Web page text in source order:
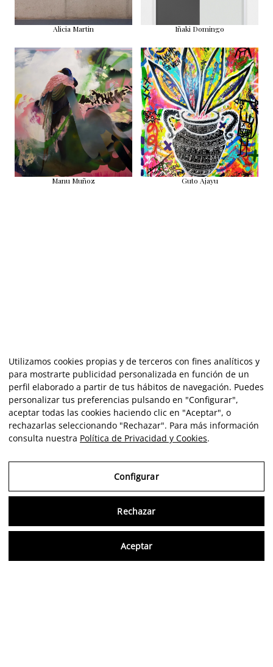
Alicia Martin Iñaki Domingo
Manu Muñoz Guto Ajayu
Utilizamos cookies propias y de terceros con fines analíticos y
para mostrarte publicidad personalizada en función de un
perfil elaborado a partir de tus hábitos de navegación. Puedes
personalizar tus preferencias pulsando en "Configurar",
aceptar todas las cookies haciendo clic en "Aceptar", o
rechazarlas seleccionando "Rechazar". Para más información
consulta nuestra Política de Privacidad y Cookies.
Configurar
Rechazar
Aceptar